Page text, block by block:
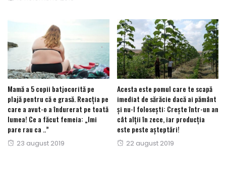
Mamă a 5 copii batjocorită pe
plajă pentru că e grasă. Reacția pe
care a avut-o a îndurerat pe toată
lumea! Ce a făcut femeia: „Imi
pare rau ca ..”
Posted
23 august 2019
Acesta este pomul care te scapă
imediat de sărăcie dacă ai pământ
și nu-l folosești: Crește într-un an
cât alții în zece, iar producția
este peste așteptări!
Posted
22 august 2019